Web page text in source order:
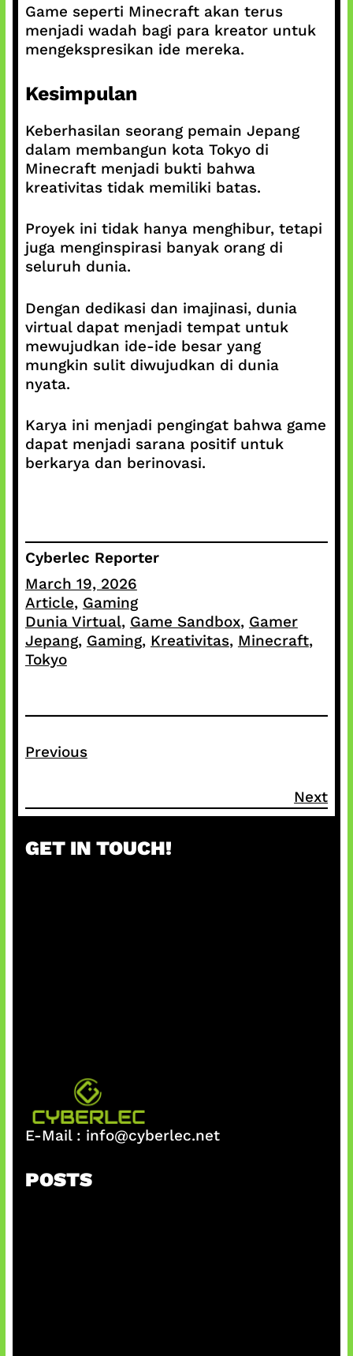
Game seperti Minecraft akan terus
menjadi wadah bagi para kreator untuk
mengekspresikan ide mereka.
Kesimpulan
Keberhasilan seorang pemain Jepang
dalam membangun kota Tokyo di
Minecraft menjadi bukti bahwa
kreativitas tidak memiliki batas.
Proyek ini tidak hanya menghibur, tetapi
juga menginspirasi banyak orang di
seluruh dunia.
Dengan dedikasi dan imajinasi, dunia
virtual dapat menjadi tempat untuk
mewujudkan ide-ide besar yang
mungkin sulit diwujudkan di dunia
nyata.
Karya ini menjadi pengingat bahwa game
dapat menjadi sarana positif untuk
berkarya dan berinovasi.
Cyberlec Reporter
March 19, 2026
Article, Gaming
Dunia Virtual, Game Sandbox, Gamer
Jepang, Gaming, Kreativitas, Minecraft ,
Tokyo
Previous
Next
GET IN TOUCH!
E-Mail : info@cyberlec.net
POSTS